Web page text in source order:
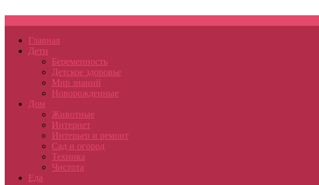
Главная
Дети
Беременность
Детское здоровье
Мир знаний
Новорожденные
Дом
Животные
Интернет
Интерьер и ремонт
Сад и огород
Техника
Чистота
Еда